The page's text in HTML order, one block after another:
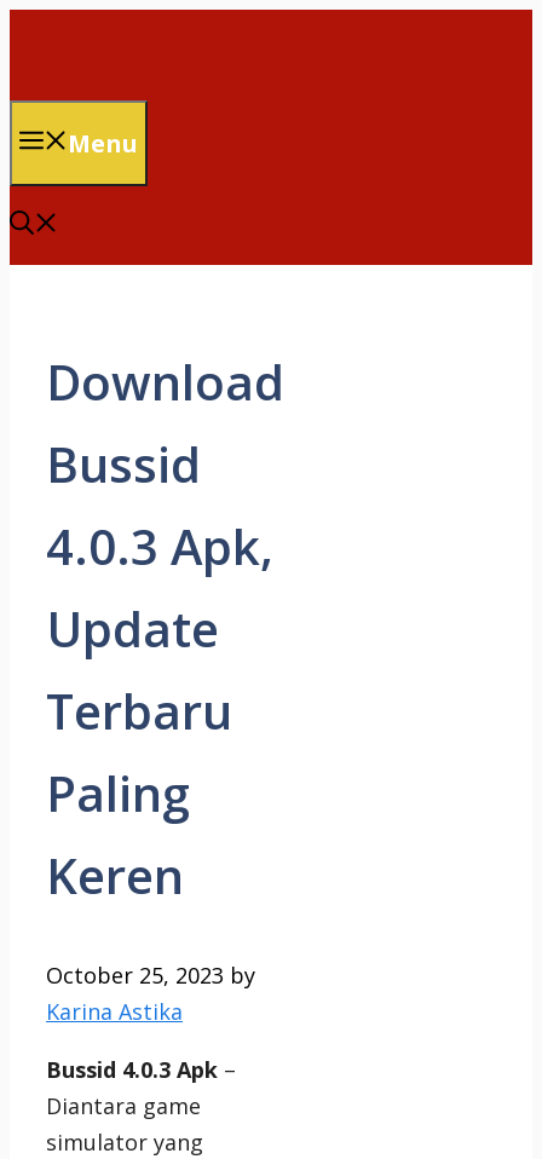
content
Menu
Download
Bussid
4.0.3 Apk,
Update
Terbaru
Paling
Keren
October 25, 2023 by
Karina Astika
Bussid 4.0.3 Apk –
Diantara game
simulator yang